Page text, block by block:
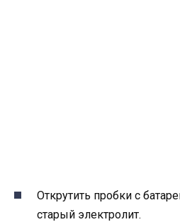
Открутить пробки с
старый электролит.